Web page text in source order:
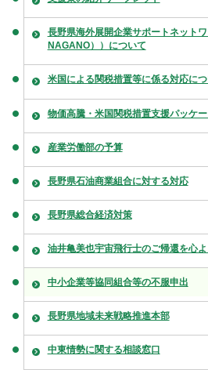
長野県海外展開企業サポートネット
NAGANO））について
米国による関税措置等に係る対応に
物価高騰・米国関税措置支援パッケ
産業労働部の予算
長野県石油商業組合に対する対応
長野県総合経済対策
油井亀美也宇宙飛行士のご帰還を心よ
中小企業等協同組合等の不服申出
長野県地域未来戦略推進本部
中東情勢に関する相談窓口